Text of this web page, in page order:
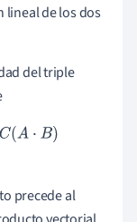
lineal de los dos
del triple
)
precede al